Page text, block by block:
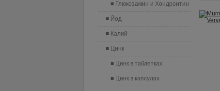
Глюкозамин и Хондроитин
Йод
Калий
Цинк
Цинк в таблетках
Цинк в капсулах